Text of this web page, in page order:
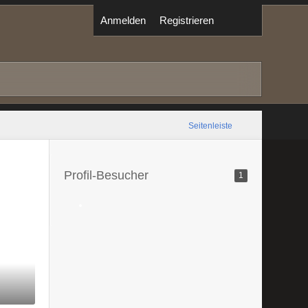
Anmelden Registrieren
Seitenleiste
Profil-Besucher 1